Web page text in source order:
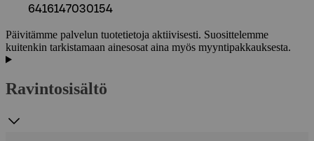
6416147030154
Päivitämme palvelun tuotetietoja aktiivisesti. Suosittelemme
kuitenkin tarkistamaan ainesosat aina myös myyntipakkauksesta.
Ravintosisältö